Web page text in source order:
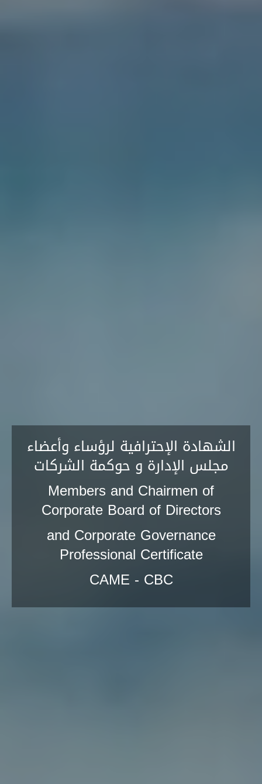
الشهادة الإحترافية لرؤساء وأعضاء
مجلس الإدارة و حوكمة الشركات
Members and Chairmen of
Corporate Board of Directors
and Corporate Governance
Professional Certificate
CAME - CBC